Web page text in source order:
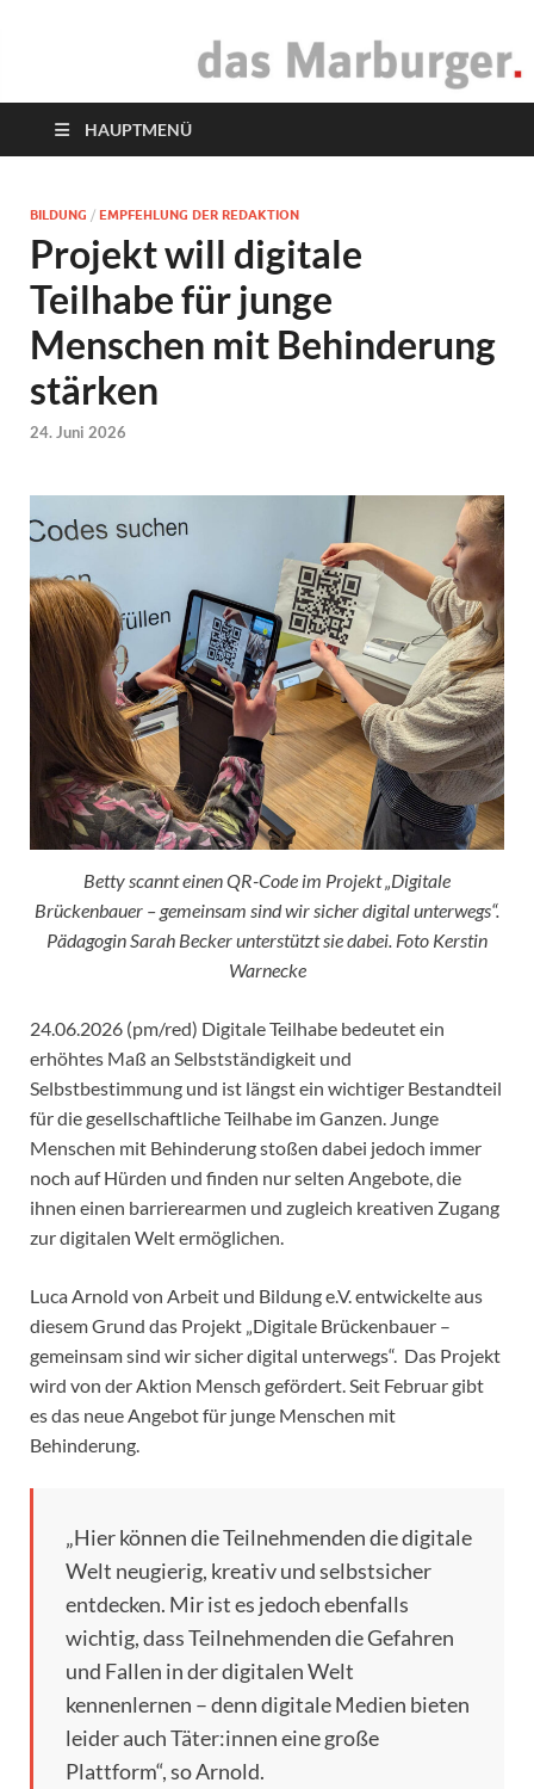
das Marburger.
HAUPTMENÜ
BILDUNG / EMPFEHLUNG DER REDAKTION
Projekt will digitale
Teilhabe für junge
Menschen mit Behinderung
stärken
24. Juni 2026
Betty scannt einen QR-Code im Projekt „Digitale
Brückenbauer – gemeinsam sind wir sicher digital unterwegs“.
Pädagogin Sarah Becker unterstützt sie dabei. Foto Kerstin
Warnecke
24.06.2026 (pm/red) Digitale Teilhabe bedeutet ein
erhöhtes Maß an Selbstständigkeit und
Selbstbestimmung und ist längst ein wichtiger Bestandteil
für die gesellschaftliche Teilhabe im Ganzen. Junge
Menschen mit Behinderung stoßen dabei jedoch immer
noch auf Hürden und finden nur selten Angebote, die
ihnen einen barrierearmen und zugleich kreativen Zugang
zur digitalen Welt ermöglichen.
Luca Arnold von Arbeit und Bildung e.V. entwickelte aus
diesem Grund das Projekt „Digitale Brückenbauer –
gemeinsam sind wir sicher digital unterwegs“. Das Projekt
wird von der Aktion Mensch gefördert. Seit Februar gibt
es das neue Angebot für junge Menschen mit
Behinderung.
„Hier können die Teilnehmenden die digitale
Welt neugierig, kreativ und selbstsicher
entdecken. Mir ist es jedoch ebenfalls
wichtig, dass Teilnehmenden die Gefahren
und Fallen in der digitalen Welt
kennenlernen – denn digitale Medien bieten
leider auch Täter:innen eine große
Plattform“, so Arnold.